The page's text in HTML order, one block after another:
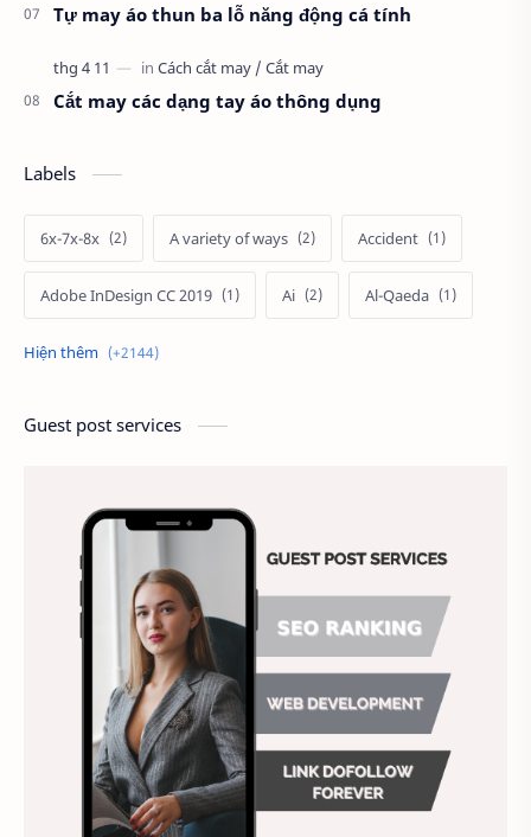
Tự may áo thun ba lỗ năng động cá tính
Cắt may các dạng tay áo thông dụng
Labels
6x-7x-8x A variety of ways Accident
Adobe InDesign CC 2019 Ai Al-Qaeda
Alien Alternative
Ảnh nền chuẩn HD Ảnh nền đẹp
Ảnh nền sinh nhật
Animal Ankle boots Antarctic
Antibodies against Covid-19 Antiquarian
Antiviral antibodies Áo bà ba
Áo bà ba hiện đại Áo bà bầu Áo bác sĩ
Guest post services